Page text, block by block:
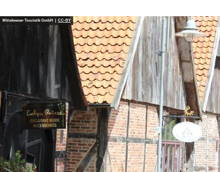
Mittelweser-Touristik GmbH | CC-BY